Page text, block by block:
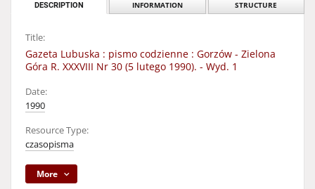
DESCRIPTION INFORMATION STRUCTURE
Title:
Gazeta Lubuska : pismo codzienne : Gorzów - Zielona
Góra R. XXXVIII Nr 30 (5 lutego 1990). - Wyd. 1
Date:
1990
Resource Type:
czasopisma
More